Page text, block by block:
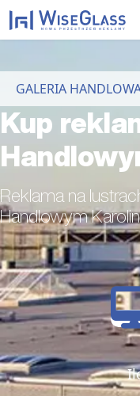
GALERIA
Kup
Reklama na
Handlowym